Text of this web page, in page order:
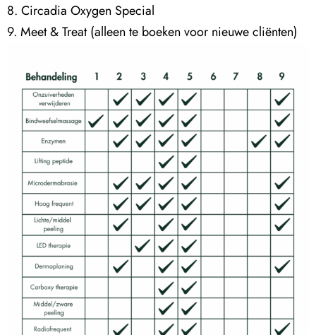
8. Circadia Oxygen Special
9. Meet & Treat (alleen te boeken voor nieuwe cliënten)